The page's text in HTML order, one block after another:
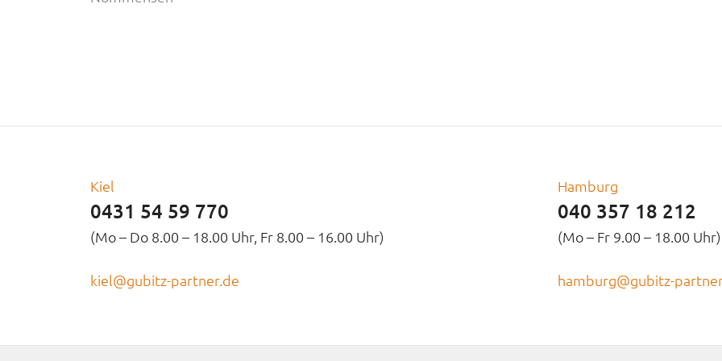
Kiel
0431 54 59 770
(Mo – Do 8.00 – 18.00 Uhr, Fr 8.00 – 16.00 Uhr)
kiel@gubitz-partner.de
Hamburg
040 357 18 212
(Mo – Fr 9.00 – 18.00 Uhr)
hamburg@gubitz-